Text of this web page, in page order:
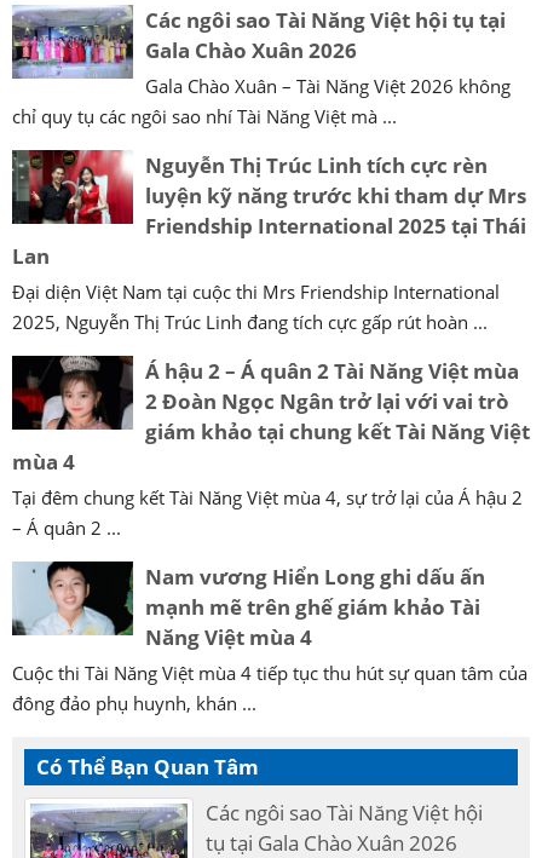
Các ngôi sao Tài Năng Việt hội tụ tại
Gala Chào Xuân 2026
Gala Chào Xuân – Tài Năng Việt 2026 không
chỉ quy tụ các ngôi sao nhí Tài Năng Việt mà ...
Nguyễn Thị Trúc Linh tích cực rèn
luyện kỹ năng trước khi tham dự Mrs
Friendship International 2025 tại Thái
Lan
Đại diện Việt Nam tại cuộc thi Mrs Friendship International
2025, Nguyễn Thị Trúc Linh đang tích cực gấp rút hoàn ...
Á hậu 2 – Á quân 2 Tài Năng Việt mùa
2 Đoàn Ngọc Ngân trở lại với vai trò
giám khảo tại chung kết Tài Năng Việt
mùa 4
Tại đêm chung kết Tài Năng Việt mùa 4, sự trở lại của Á hậu 2
– Á quân 2 ...
Nam vương Hiển Long ghi dấu ấn
mạnh mẽ trên ghế giám khảo Tài
Năng Việt mùa 4
Cuộc thi Tài Năng Việt mùa 4 tiếp tục thu hút sự quan tâm của
đông đảo phụ huynh, khán ...
Có Thể Bạn Quan Tâm
Các ngôi sao Tài Năng Việt hội
tụ tại Gala Chào Xuân 2026